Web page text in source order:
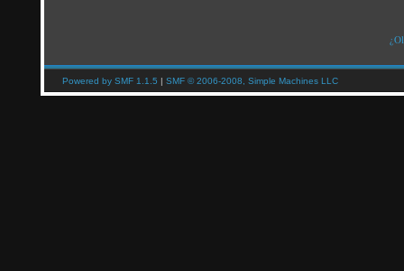
Powered by SMF 1.1.5 | SMF © 2006-2008, Simple Machines LLC